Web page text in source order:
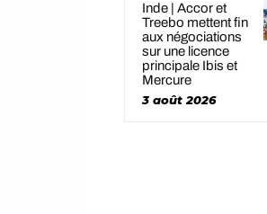
Inde | Accor et
Treebo mettent fin
aux négociations
sur une licence
principale Ibis et
Mercure
3 août 2026